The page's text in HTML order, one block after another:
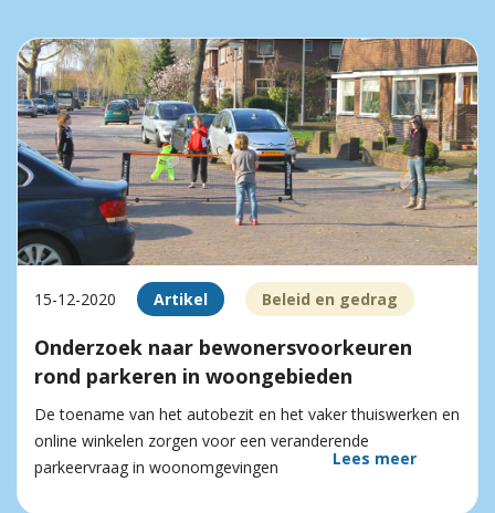
15-12-2020 Artikel Beleid en gedrag
Onderzoek naar bewonersvoorkeuren
rond parkeren in woongebieden
De toename van het autobezit en het vaker thuiswerken en
online winkelen zorgen voor een veranderende
parkeervraag in woonomgevingen
Lees meer